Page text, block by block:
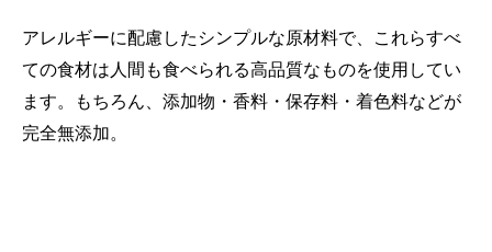
アレルギーに配慮したシンプルな原材料で、これらすべ
ての食材は人間も食べられる高品質なものを使用してい
ます。もちろん、添加物・香料・保存料・着色料などが
完全無添加。